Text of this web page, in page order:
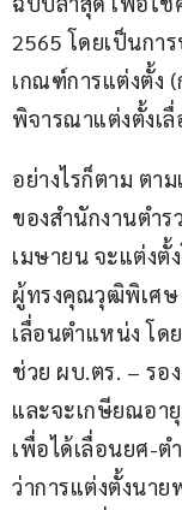
2565 โดยเป็นกา
เกณฑ์การแต่งตั้ง
พิจารณาแต่งตั้งเ
อย่างไรก็ตาม ตา
ของสำนักงานตำร
เมษายน จะแต่งตั้
ผู้ทรงคุณวุฒิพิเศษ
เลื่อนตำแหน่ง โ
ช่วย ผบ.ตร. – รอ
และจะเกษียณอา
เพื่อได้เลื่อนยศ-
ว่าการแต่งตั้งนา